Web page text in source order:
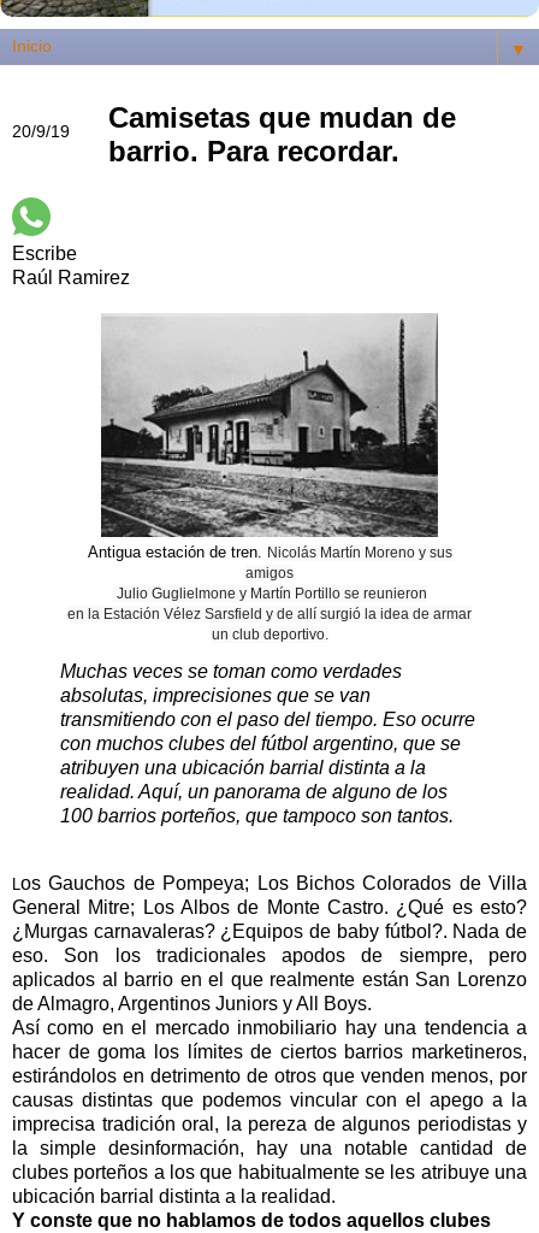
▼
20/9/19
Camisetas que mudan de
barrio. Para recordar.
Escribe
Raúl Ramirez
Antigua estación de tren. Nicolás Martín Moreno y sus
amigos
Julio Guglielmone y Martín Portillo se reunieron
en la Estación Vélez Sarsfield y de allí surgió la idea de armar
un club deportivo.
Muchas veces se toman como verdades
absolutas, imprecisiones que se van
transmitiendo con el paso del tiempo. Eso ocurre
con muchos clubes del fútbol argentino, que se
atribuyen una ubicación barrial distinta a la
realidad. Aquí, un panorama de alguno de los
100 barrios porteños, que tampoco son tantos.
Los Gauchos de Pompeya; Los Bichos Colorados de Villa
General Mitre; Los Albos de Monte Castro. ¿Qué es esto?
¿Murgas carnavaleras? ¿Equipos de baby fútbol?. Nada de
eso. Son los tradicionales apodos de siempre, pero
aplicados al barrio en el que realmente están San Lorenzo
de Almagro, Argentinos Juniors y All Boys.
Así como en el mercado inmobiliario hay una tendencia a
hacer de goma los límites de ciertos barrios marketineros,
estirándolos en detrimento de otros que venden menos, por
causas distintas que podemos vincular con el apego a la
imprecisa tradición oral, la pereza de algunos periodistas y
la simple desinformación, hay una notable cantidad de
clubes porteños a los que habitualmente se les atribuye una
ubicación barrial distinta a la realidad.
Y conste que no hablamos de todos aquellos clubes